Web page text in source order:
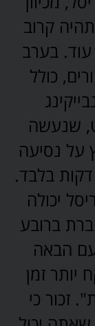
קרוב
בערב
כולל
שנעשה
על נסיעה
לגנט ההיסטורית, שאורכת 30 דקות בלבד.
יכולה
ברובע
הבאה
זמן
זכור כי